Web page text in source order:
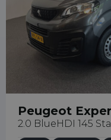
Peugeot
2.0 BlueHDI 145